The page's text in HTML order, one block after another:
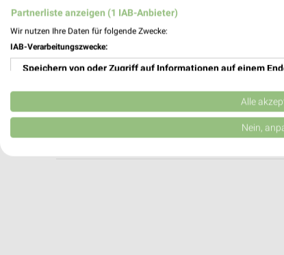
Heute 07:30 - 17:30 Uhr |
340,05 km
Louis MEGAShop Bamberg
Heute 09:00 - 20:00 Uhr |
Partnerliste anzeigen (1 IAB-Anbieter)
Wir nutzen Ihre Daten für folgende Zwecke:
IAB-Verarbeitungszwecke:
Speichern von oder Zugriff auf Informationen auf einem
Verwendung reduzierter Daten zur Auswahl von
Erstellung von Profilen für personalisierte Werbung
Alle
Nein,